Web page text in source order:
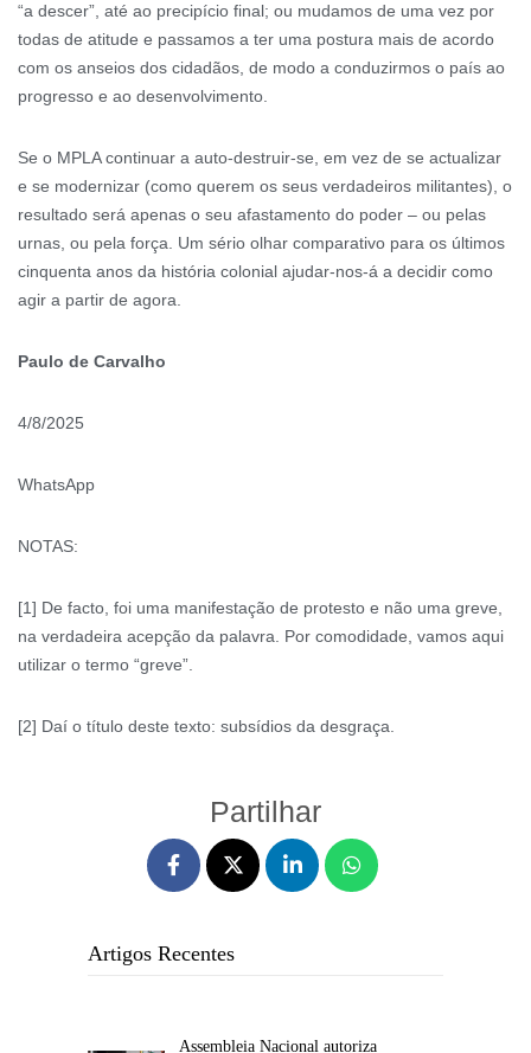
“a descer”, até ao precipício final; ou mudamos de uma vez por
todas de atitude e passamos a ter uma postura mais de acordo
com os anseios dos cidadãos, de modo a conduzirmos o país ao
progresso e ao desenvolvimento.
Se o MPLA continuar a auto-destruir-se, em vez de se actualizar
e se modernizar (como querem os seus verdadeiros militantes), o
resultado será apenas o seu afastamento do poder – ou pelas
urnas, ou pela força. Um sério olhar comparativo para os últimos
cinquenta anos da história colonial ajudar-nos-á a decidir como
agir a partir de agora.
Paulo de Carvalho
4/8/2025
WhatsApp
NOTAS:
[1] De facto, foi uma manifestação de protesto e não uma greve,
na verdadeira acepção da palavra. Por comodidade, vamos aqui
utilizar o termo “greve”.
[2] Daí o título deste texto: subsídios da desgraça.
Partilhar
Artigos Recentes
Assembleia Nacional autoriza